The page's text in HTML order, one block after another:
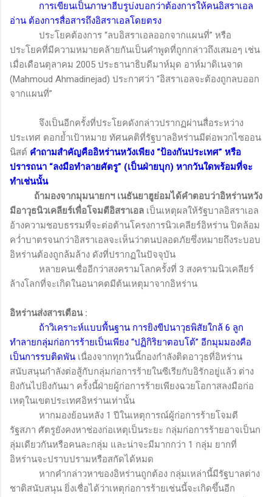
การเขียนเป็นภาษาฮีบรูบ่งบอกว่าต้องการให้คนอิสราเอล
อ่าน ต้องการสื่อสารถึงอิสราเอลโดยตรง
ประโยคต้องการ “ลบอิสราเอลออกจากแผนที่” หรือ
ประโยคที่มีความหมายคล้ายกันเป็นคำพูดที่ถูกกล่าวถึงเสมอๆ เช่น
เมื่อเดือนตุลาคม 2005 ประธานาธิบดีมาห์มุด อาห์มาดิเนจาด
(Mahmoud Ahmadinejad) ประกาศว่า “อิสราเอลจะต้องถูกลบออก
จากแผนที่”
จึงเป็นอีกครั้งที่ประโยคดังกล่าวปรากฏผ่านสื่อระหว่าง
ประเทศ ตอกย้ำเป้าหมาย ทัศนคติที่รัฐบาลอิหร่านมีต่อพวกไซออน
นิสต์ คำถามสำคัญคืออิหร่านหวังเพียง “ป้องกันประเทศ” หรือ
ปรารถนา “ลงมือทำลายศัตรู” (เป็นฝ่ายบุก) หากวันใดพร้อมที่จะ
ทำเช่นนั้น
ถ้ามองจากมุมนายกฯ เนธันยาฮูย่อมได้คำตอบว่าอิหร่านหวัง
มีอาวุธนิวเคลียร์เพื่อโจมตีอิสราเอล เป็นเหตุผลให้รัฐบาลอิสราเอล
อ้างความชอบธรรมที่จะต่อต้านโครงการนิวเคลียร์อิหร่าน ปิดล้อม
คว่ำบาตรจนกว่าอิสราเอลจะเห็นว่าตนปลอดภัยซึ่งหมายถึงระบอบ
อิหร่านต้องถูกล้มล้าง ดังที่ปรากฏในปัจจุบัน
หลายคนเชื่ออีกว่าสงครามโลกครั้งที่ 3 สงครามนิวเคลียร์
ล้างโลกที่จะเกิดในอนาคตมีต้นเหตุมาจากอิหร่าน
อิหร่านส่งสารเตือน:
ถ้าวิเคราะห์แบบพื้นฐาน การยิงขีปนาวุธพิสัยใกล้ 6 ลูก
ทำลายกลุ่มก่อการร้ายเป็นเพียง “ปฏิกิริยาตอบโต้” อีกมุมมองคือ
เป็นการรบติดพัน เนื่องจากทุกวันนี้กองกำลังติดอาวุธที่อิหร่าน
สนับสนุนกำลังต่อสู้กับกลุ่มก่อการร้ายในซีเรียกับอิรักอยู่แล้ว ต่าง
ยิงกันไปยิงกันมา ครั้งนี้ฝ่ายผู้ก่อการร้ายเพียงฉวยโอกาสลงมือก่อ
เหตุในเขตประเทศอิหร่านเท่านั้น
หากมองย้อนหลัง 1 ปีในเหตุการณ์ผู้ก่อการร้ายโจมตี
รัฐสภา ศัตรูยังคงหาช่องก่อเหตุเป็นระยะ กลุ่มก่อการร้ายอาจเป็นก
ลุ่มเดียวกันหรือคนละกลุ่ม และน่าจะมีมากกว่า 1 กลุ่ม ยากที่
อิหร่านจะปราบปรามหรือสกัดได้หมด
หากคำกล่าวหาของอิหร่านถูกต้อง กลุ่มเหล่านี้มีรัฐบาลต่าง
ชาติสนับสนุน ยิ่งเชื่อได้ว่าเหตุก่อการร้ายเช่นนี้จะเกิดขึ้นอีก